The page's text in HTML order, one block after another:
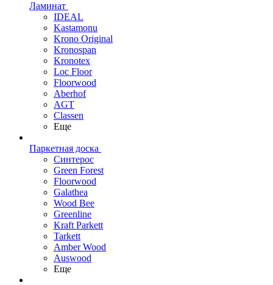
Ламинат
IDEAL
Kastamonu
Krono Original
Kronospan
Kronotex
Loc Floor
Floorwood
Aberhof
AGT
Classen
Еще
Паркетная доска
Синтерос
Green Forest
Floorwood
Galathea
Wood Bee
Greenline
Kraft Parkett
Tarkett
Amber Wood
Auswood
Еще